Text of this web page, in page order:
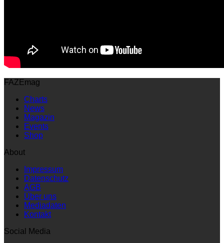
FAZEmag
Charts
News
Magazin
Events
Shop
About
Impressum
Datenschutz
AGB
Über uns
Mediadaten
Kontakt
Social Media